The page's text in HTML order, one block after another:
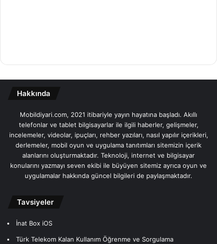
Hakkında
Mobildiyari.com, 2021 itibariyle yayın hayatına başladı. Akıllı
telefonlar ve tablet bilgisayarlar ile ilgili haberler, gelişmeler,
incelemeler, videolar, ipuçları, rehber yazıları, nasıl yapılır içerikleri,
derlemeler, mobil oyun ve uygulama tanıtımları sitemizin içerik
alanlarını oluşturmaktadır. Teknoloji, internet ve bilgisayar
konularını yazmayı seven ekibi ile büyüyen sitemiz ayrıca oyun ve
uygulamalar hakkında güncel bilgileri de paylaşmaktadır.
Tavsiyeler
İnat Box iOS
Türk Telekom Kalan Kullanım Öğrenme ve Sorgulama